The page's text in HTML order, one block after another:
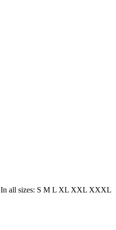
In all sizes: S M L XL XXL XXXL